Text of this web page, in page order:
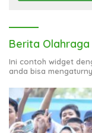
Berita Olahraga
Ini contoh widget
anda bisa